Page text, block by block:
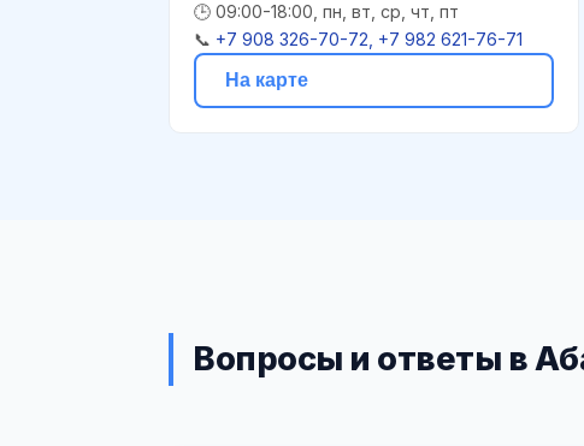
🕒 09:00-18:00, пн, вт, ср, чт, пт
📞 +7 908 326-70-72, +7 982 621-76-71
На карте
Вопросы и ответы в